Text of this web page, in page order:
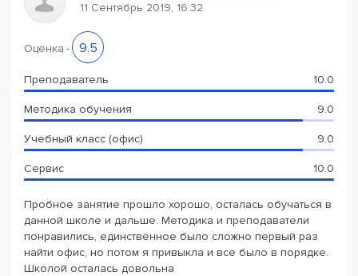
11 Сентябрь 2019, 16:32
Оценка - 9.5
Преподаватель 10.0
Методика обучения 9.0
Учебный класс (офис) 9.0
Сервис 10.0
Пробное занятие прошло хорошо, осталась обучаться в
данной школе и дальше. Методика и преподаватели
понравились, единственное было сложно первый раз
найти офис, но потом я привыкла и все было в порядке.
Школой осталась довольна